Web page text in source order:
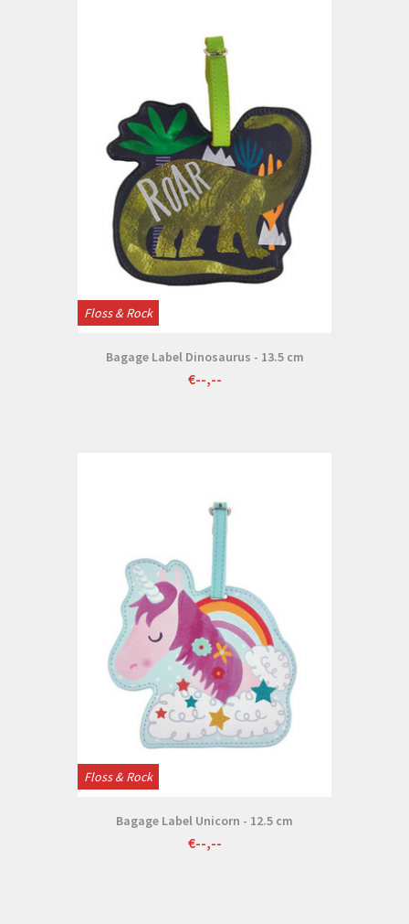
Floss & Rock
Bagage Label Dinosaurus - 13.5 cm
€--,--
Floss & Rock
Bagage Label Unicorn - 12.5 cm
€--,--